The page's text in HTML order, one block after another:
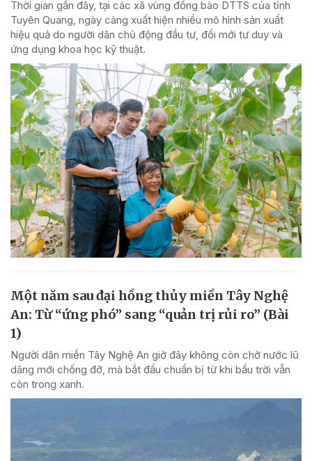
Thời gian gần đây, tại các xã vùng đồng bào DTTS của tỉnh
Tuyên Quang, ngày càng xuất hiện nhiều mô hình sản xuất
hiệu quả do người dân chủ động đầu tư, đổi mới tư duy và
ứng dụng khoa học kỹ thuật.
Một năm sau đại hồng thủy miền Tây Nghệ
An: Từ “ứng phó” sang “quản trị rủi ro” (Bài
1)
Người dân miền Tây Nghệ An giờ đây không còn chờ nước lũ
dâng mới chống đỡ, mà bắt đầu chuẩn bị từ khi bầu trời vẫn
còn trong xanh.